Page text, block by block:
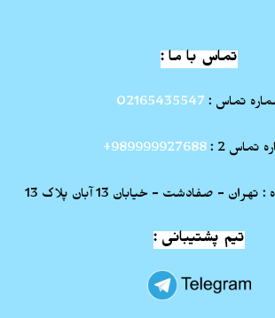
تماس با ما :
تماس : 02165435547
تماس 2 : 989999927688+
- صفادشت - خیابان 13 آبان پلاک 13
تیم پشتیبانی :